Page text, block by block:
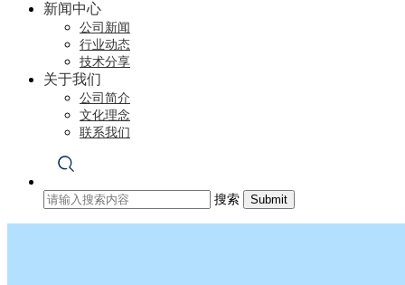
新闻中心
公司新闻
行业动态
技术分享
关于我们
公司简介
文化理念
联系我们
搜索